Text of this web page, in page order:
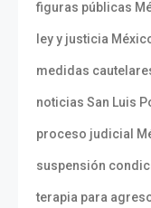
figuras públicas
ley y justicia
medidas
noticias San Luis
proceso judicial
suspensión
terapia para